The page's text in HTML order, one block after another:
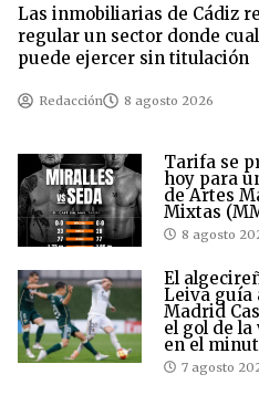
Las inmobiliarias de Cádiz
regular un sector donde
puede ejercer sin titulación
Redacción 8 agosto 2026
Tarifa se
hoy para
de Artes
Mixtas
8 agosto
El
Leiva guía
Madrid
el gol de
en el
7 agosto